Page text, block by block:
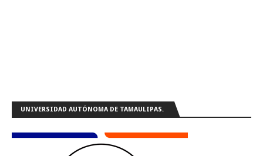
UNIVERSIDAD AUTÓNOMA DE TAMAULIPAS.